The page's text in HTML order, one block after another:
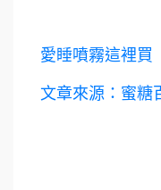
--加布里
愛睡噴霧這裡買
文章來源：蜜糖